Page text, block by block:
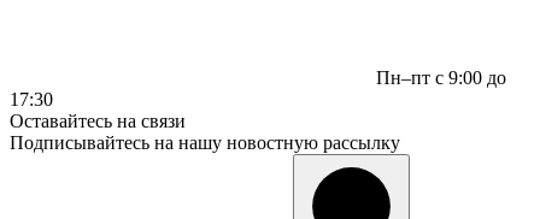
Пн–пт с 9:00 до
17:30
Оставайтесь на связи
Подписывайтесь на нашу новостную рассылку